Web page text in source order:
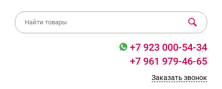
+7 923 000-54-34
+7 961 979-46-65
Заказать звонок